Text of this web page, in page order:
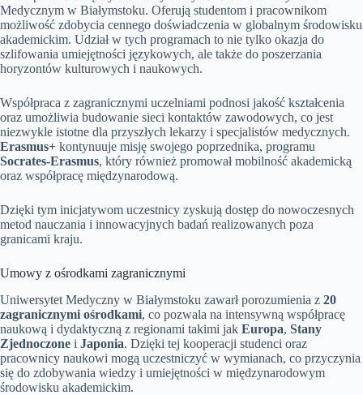
Medycznym w Białymstoku. Oferują studentom i pracownikom
możliwość zdobycia cennego doświadczenia w globalnym środowisku
akademickim. Udział w tych programach to nie tylko okazja do
szlifowania umiejętności językowych, ale także do poszerzania
horyzontów kulturowych i naukowych.
Współpraca z zagranicznymi uczelniami podnosi jakość kształcenia
oraz umożliwia budowanie sieci kontaktów zawodowych, co jest
niezwykle istotne dla przyszłych lekarzy i specjalistów medycznych.
Erasmus+ kontynuuje misję swojego poprzednika, programu
Socrates-Erasmus, który również promował mobilność akademicką
oraz współpracę międzynarodową.
Dzięki tym inicjatywom uczestnicy zyskują dostęp do nowoczesnych
metod nauczania i innowacyjnych badań realizowanych poza
granicami kraju.
Umowy z ośrodkami zagranicznymi
Uniwersytet Medyczny w Białymstoku zawarł porozumienia z 20
zagranicznymi ośrodkami, co pozwala na intensywną współpracę
naukową i dydaktyczną z regionami takimi jak Europa, Stany
Zjednoczone i Japonia. Dzięki tej kooperacji studenci oraz
pracownicy naukowi mogą uczestniczyć w wymianach, co przyczynia
się do zdobywania wiedzy i umiejętności w międzynarodowym
środowisku akademickim.